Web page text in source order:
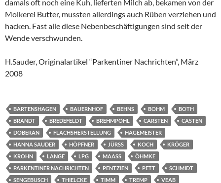
damals oft noch eine Kuh, lieferten Milch ab, bekamen von der
Molkerei Butter, mussten allerdings auch Rüben verziehen und
hacken. Fast alle diese Nebenbeschäftigungen sind seit der
Wende verschwunden.
H.Sauder, Originalartikel “Parkentiner Nachrichten”, März
2008
BARTENSHAGEN BAUERNHOF BEHNS BOHM
BOTH
BRANDT
BREDEFELDT BREHMPÖHL CARSTEN
CASTEN
DOBERAN
FLACHSHERSTELLUNG
HAGEMEISTER
HANNA SAUDER
HÖPFNER JÜRSS KOCH
KRÖGER
KROHN
LANGE LPG MAASS
ÖHMKE
PARKENTINER NACHRICHTEN
PENTZIEN PETT
SCHMIDT
SENGEBUSCH
THIELCKE TIMM TREMP
VEAB